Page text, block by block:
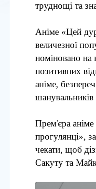
труднощі та
Аніме «Цей
величезної
номіновано на
позитивних
аніме,
Прем'єра
прогулянці»,
чекати, щоб
Сакуту та